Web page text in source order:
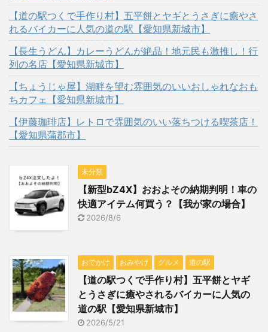
【道の駅つくで手作り村】五平餅とヤギとうさぎに癒やさ
れるバイカーに人気の道の駅【愛知県新城市】
【長生うどん】カレーうどんが絶品！地元民も激推し！行
列の名店【愛知県新城市】
【ちょうじゃ屋】湖畔を望む雰囲気のいいおしゃれなおも
ちカフェ【愛知県新城市】
【伊藤珈琲店】レトロで雰囲気のいい落ちつける喫茶店！
【愛知県蒲郡市】
未分類
【新型bZ4X】おおよその納期判明！車の
快適アイテム何買う？【我が家の場合】
2026/8/6
おでかけ おみやげ グルメ 道の駅
【道の駅つくで手作り村】五平餅とヤギ
とうさぎに癒やされるバイカーに人気の
道の駅【愛知県新城市】
2026/5/21